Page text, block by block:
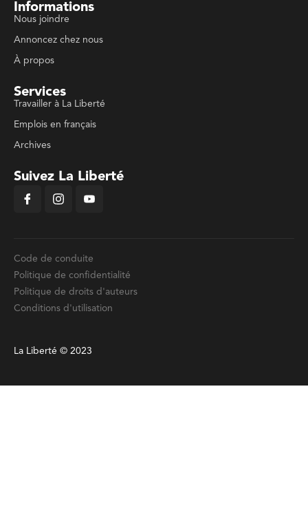
Informations
Nous joindre
Annoncez chez nous
À propos
Services
Travailler à La Liberté
Emplois en français
Archives
Suivez La Liberté
Code de conduite
Politique de confidentialité
Politique de droits d'auteurs
Conditions d'utilisation
La Liberté © 2023